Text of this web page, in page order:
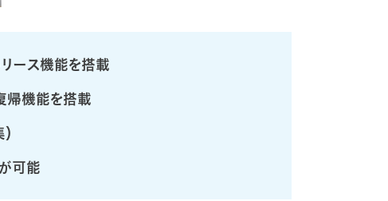
ース機能を搭載
帰機能を搭載
可能